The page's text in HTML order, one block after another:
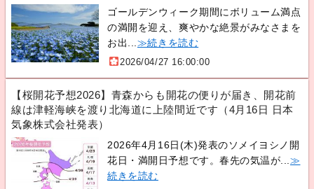
ゴールデンウィーク期間にボリューム満点
の満開を迎え、爽やかな絶景がみなさまを
お出... ≫続きを読む
2026/04/27 16:00:00
【桜開花予想2026】青森からも開花の便りが届き、開花前
線は津軽海峡を渡り北海道に上陸間近です（4月16日 日本
気象株式会社発表）
2026年4月16日(木)発表のソメイヨシノ開
花日・満開日予想です。春先の気温が... ≫
続きを読む